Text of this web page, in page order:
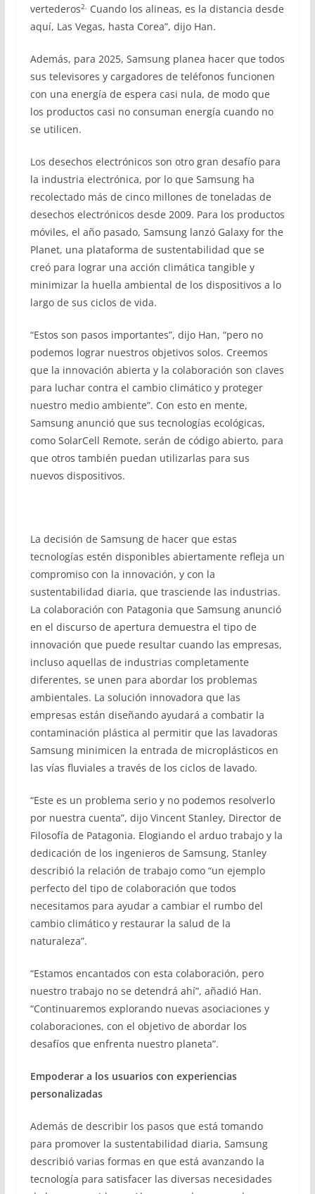
vertederos2. Cuando los alineas, es la distancia desde
aquí, Las Vegas, hasta Corea”, dijo Han.
Además, para 2025, Samsung planea hacer que todos
sus televisores y cargadores de teléfonos funcionen
con una energía de espera casi nula, de modo que
los productos casi no consuman energía cuando no
se utilicen.
Los desechos electrónicos son otro gran desafío para
la industria electrónica, por lo que Samsung ha
recolectado más de cinco millones de toneladas de
desechos electrónicos desde 2009. Para los productos
móviles, el año pasado, Samsung lanzó Galaxy for the
Planet, una plataforma de sustentabilidad que se
creó para lograr una acción climática tangible y
minimizar la huella ambiental de los dispositivos a lo
largo de sus ciclos de vida.
“Estos son pasos importantes”, dijo Han, “pero no
podemos lograr nuestros objetivos solos. Creemos
que la innovación abierta y la colaboración son claves
para luchar contra el cambio climático y proteger
nuestro medio ambiente”. Con esto en mente,
Samsung anunció que sus tecnologías ecológicas,
como SolarCell Remote, serán de código abierto, para
que otros también puedan utilizarlas para sus
nuevos dispositivos.
La decisión de Samsung de hacer que estas
tecnologías estén disponibles abiertamente refleja un
compromiso con la innovación, y con la
sustentabilidad diaria, que trasciende las industrias.
La colaboración con Patagonia que Samsung anunció
en el discurso de apertura demuestra el tipo de
innovación que puede resultar cuando las empresas,
incluso aquellas de industrias completamente
diferentes, se unen para abordar los problemas
ambientales. La solución innovadora que las
empresas están diseñando ayudará a combatir la
contaminación plástica al permitir que las lavadoras
Samsung minimicen la entrada de microplásticos en
las vías fluviales a través de los ciclos de lavado.
“Este es un problema serio y no podemos resolverlo
por nuestra cuenta”, dijo Vincent Stanley, Director de
Filosofía de Patagonia. Elogiando el arduo trabajo y la
dedicación de los ingenieros de Samsung, Stanley
describió la relación de trabajo como “un ejemplo
perfecto del tipo de colaboración que todos
necesitamos para ayudar a cambiar el rumbo del
cambio climático y restaurar la salud de la
naturaleza”.
“Estamos encantados con esta colaboración, pero
nuestro trabajo no se detendrá ahí”, añadió Han.
“Continuaremos explorando nuevas asociaciones y
colaboraciones, con el objetivo de abordar los
desafíos que enfrenta nuestro planeta”.
Empoderar a los usuarios con experiencias
personalizadas
Además de describir los pasos que está tomando
para promover la sustentabilidad diaria, Samsung
describió varias formas en que está avanzando la
tecnología para satisfacer las diversas necesidades